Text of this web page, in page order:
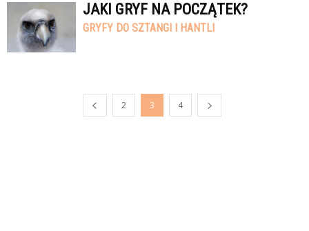
JAKI GRYF NA POCZĄTEK?
GRYFY DO SZTANGI I HANTLI
2 3 4